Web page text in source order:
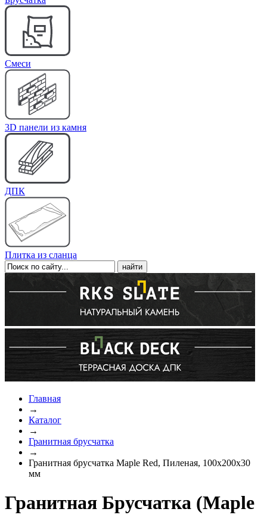
Cмеси
3D панели из камня
ДПК
Плитка из сланца
Главная
→
Каталог
→
Гранитная брусчатка
→
Гранитная брусчатка Maple Red, Пиленая, 100х200х30
мм
Гранитная Брусчатка (Maple